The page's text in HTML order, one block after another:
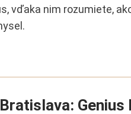
vďaka nim rozumiete,
Genius